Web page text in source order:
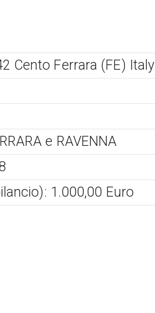
Cento Ferrara (FE) Italy
e RAVENNA
1.000,00 Euro